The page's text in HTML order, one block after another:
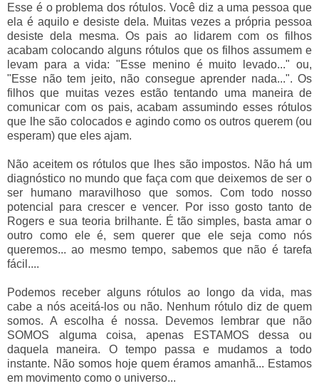
Esse é o problema dos rótulos. Você diz a uma pessoa que
ela é aquilo e desiste dela. Muitas vezes a própria pessoa
desiste dela mesma. Os pais ao lidarem com os filhos
acabam colocando alguns rótulos que os filhos assumem e
levam para a vida: "Esse menino é muito levado..." ou,
"Esse não tem jeito, não consegue aprender nada...". Os
filhos que muitas vezes estão tentando uma maneira de
comunicar com os pais, acabam assumindo esses rótulos
que lhe são colocados e agindo como os outros querem (ou
esperam) que eles ajam.
Não aceitem os rótulos que lhes são impostos. Não há um
diagnóstico no mundo que faça com que deixemos de ser o
ser humano maravilhoso que somos. Com todo nosso
potencial para crescer e vencer. Por isso gosto tanto de
Rogers e sua teoria brilhante. É tão simples, basta amar o
outro como ele é, sem querer que ele seja como nós
queremos... ao mesmo tempo, sabemos que não é tarefa
fácil....
Podemos receber alguns rótulos ao longo da vida, mas
cabe a nós aceitá-los ou não. Nenhum rótulo diz de quem
somos. A escolha é nossa. Devemos lembrar que não
SOMOS alguma coisa, apenas ESTAMOS dessa ou
daquela maneira. O tempo passa e mudamos a todo
instante. Não somos hoje quem éramos amanhã... Estamos
em movimento como o universo...